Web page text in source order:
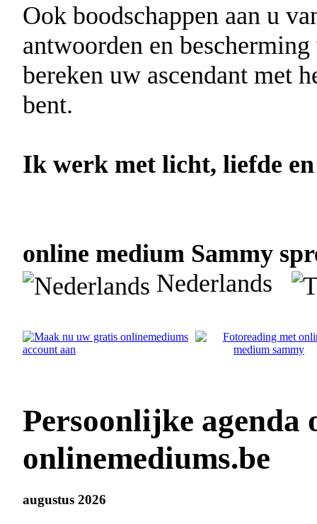
Ook boodschappen aan u
antwoorden en
bereken uw ascendant met
bent.
Ik werk met licht, liefde
online medium Sammy
Nederlands
Persoonlijke agenda
onlinemediums.be
augustus 2026